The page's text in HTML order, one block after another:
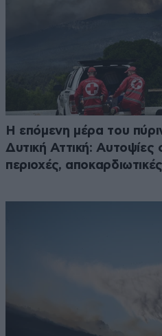
Η επόμενη μέρα του
Δυτική Αττική: Αυτοψίες
περιοχές,